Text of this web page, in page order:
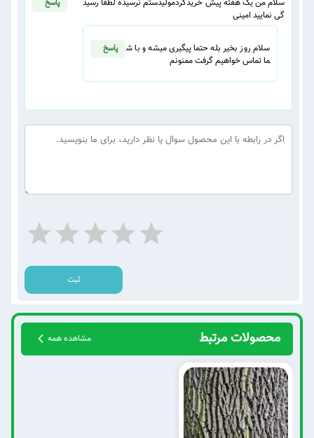
سلام من یک هفته پیش خریدکردمولیدستم نرسیده لطفا رسید
گی نمایید امینی
سلام روز بخیر بله حتما پیگیری میشه و با ش
ما تماس خواهیم گرفت ممنونم
پاسخ
پاسخ
ثبت
محصولات مرتبط مشاهده همه